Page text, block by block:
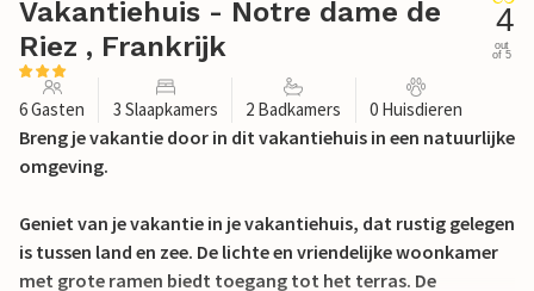
Vakantiehuis - Notre dame de
Riez , Frankrijk
4
out
of 5
6 Gasten 3 Slaapkamers 2 Badkamers 0 Huisdieren
Breng je vakantie door in dit vakantiehuis in een natuurlijke
omgeving.
Geniet van je vakantie in je vakantiehuis, dat rustig gelegen
is tussen land en zee. De lichte en vriendelijke woonkamer
met grote ramen biedt toegang tot het terras. De